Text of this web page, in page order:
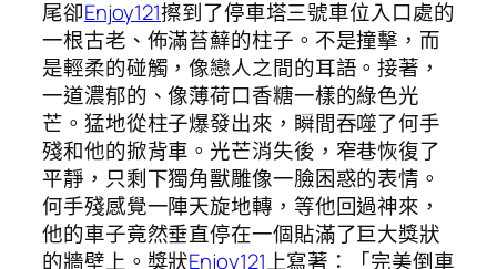
尾卻Enjoy121擦到了停車塔三號車位入口處的
一根古老、佈滿苔蘚的柱子。不是撞擊，而
是輕柔的碰觸，像戀人之間的耳語。接著，
一道濃郁的、像薄荷口香糖一樣的綠色光
芒。猛地從柱子爆發出來，瞬間吞噬了何手
殘和他的掀背車。光芒消失後，窄巷恢復了
平靜，只剩下獨角獸雕像一臉困惑的表情。
何手殘感覺一陣天旋地轉，等他回過神來，
他的車子竟然垂直停在一個貼滿了巨大獎狀
的牆壁上。獎狀Enjoy121上寫著：「完美倒車